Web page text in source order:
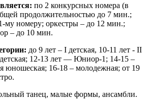
по 2 конкурсных номера (в
продолжительностью до 7 мин.;
му номеру; оркестры – до 12 мин.;
– до 10 мин.
до 9 лет – I детская, 10-11 лет - II
12-13 лет — Юниор-1; 14-15 –
16-18 – молодежная; от 19
танец, малые формы, ансамбли.